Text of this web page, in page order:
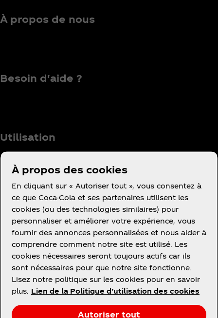
À propos de nous
Besoin d'aide ?
Utilisation
Facebook
Instagram
Youtube
Ce site vous propose des contenus et des
promotions à propos des marques, des produits et
des activités des sociétés du groupe The Coca‑Cola
France.
À propos des cookies
En cliquant sur « Autoriser tout », vous consentez à
ce que Coca-Cola et ses partenaires utilisent les
cookies (ou des technologies similaires) pour
personnaliser et améliorer votre expérience, vous
fournir des annonces personnalisées et nous aider à
comprendre comment notre site est utilisé. Les
cookies nécessaires seront toujours actifs car ils
sont nécessaires pour que notre site fonctionne.
Lisez notre politique sur les cookies pour en savoir
plus. Lien de la Politique d’utilisation des cookies
Autoriser tout